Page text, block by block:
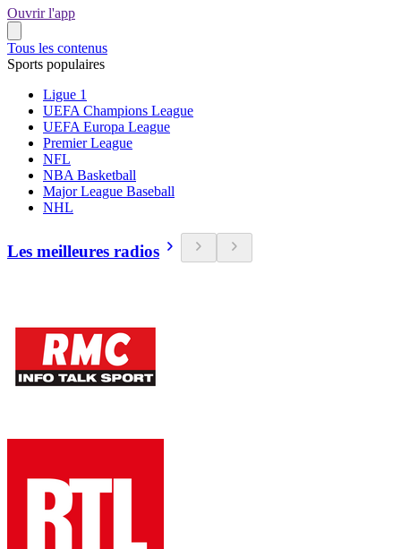
Ouvrir l'app
Tous les contenus
Sports populaires
Ligue 1
UEFA Champions League
UEFA Europa League
Premier League
NFL
NBA Basketball
Major League Baseball
NHL
Les meilleures radios